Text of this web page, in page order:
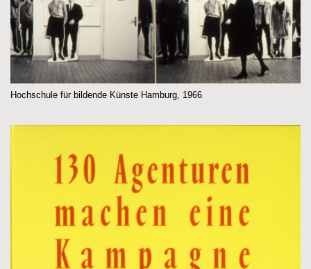
Hochschule für bildende Künste Hamburg, 1966